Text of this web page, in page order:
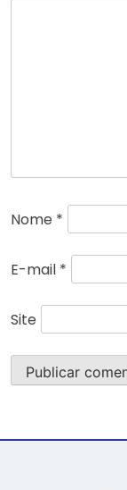
Nome *
E-mail *
Site